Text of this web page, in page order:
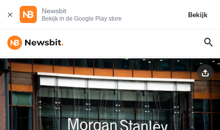
Newsbit
Bekijk in de Google Play store
Bekijk